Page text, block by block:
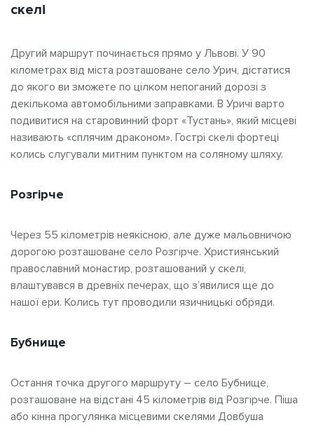
скелі
Другий маршрут починається прямо у Львові. У 90
кілометрах від міста розташоване село Урич, дістатися
до якого ви зможете по цілком непоганий дорозі з
декількома автомобільними заправками. В Уричі варто
подивитися на старовинний форт «Тустань», який місцеві
називають «сплячим драконом». Гострі скелі фортеці
колись слугували митним пунктом на соляному шляху.
Розгірче
Через 55 кілометрів неякісною, але дуже мальовничою
дорогою розташоване село Розгірче. Християнський
православний монастир, розташований у скелі,
влаштувався в древніх печерах, що з’явилися ще до
нашої ери. Колись тут проводили язичницькі обряди.
Бубнище
Остання точка другого маршруту – село Бубнище,
розташоване на відстані 45 кілометрів від Розгірче. Піша
або кінна прогулянка місцевими скелями Довбуша